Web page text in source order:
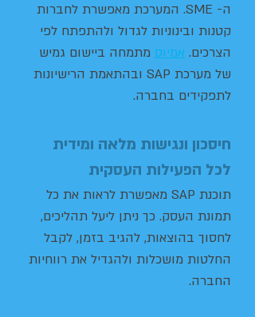
ה- SME. המערכת מאפשרת לחברות
קטנות ובינוניות לגדול ולהתפתח לפי
הצרכים. אמיוס מתמחה ביישום גמיש
של מערכת SAP ובהתאמת הרישיונות
לתפקידים בחברה.
חיסכון ונגישות מלאה ומידית
לכל הפעילות העסקית
תוכנת SAP מאפשרת לראות את כל
תמונת העסק. כך ניתן ליעל תהליכים,
לחסוך בהוצאות, להגיב בזמן, לקבל
החלטות מושכלות ולהגדיל את רווחיות
החברה.